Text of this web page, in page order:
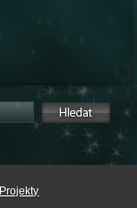
Projekty